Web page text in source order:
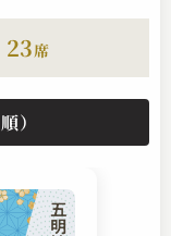
23席
）